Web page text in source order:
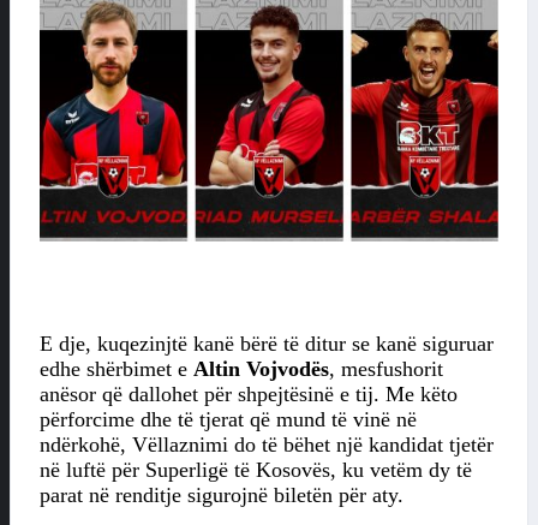
E dje, kuqezinjtë kanë bërë të ditur se kanë siguruar
edhe shërbimet e Altin Vojvodës, mesfushorit
anësor që dallohet për shpejtësinë e tij. Me këto
përforcime dhe të tjerat që mund të vinë në
ndërkohë, Vëllaznimi do të bëhet një kandidat tjetër
në luftë për Superligë të Kosovës, ku vetëm dy të
parat në renditje sigurojnë biletën për aty.